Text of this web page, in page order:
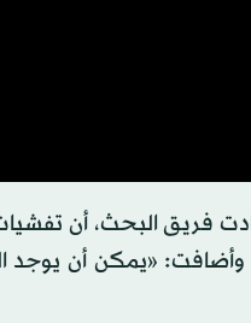
Volume
فريق البحث، أن
وأضافت: «يمكن أن يوجد